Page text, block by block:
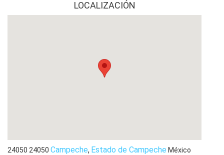
LOCALIZACIÓN
24050 24050 Campeche, Estado de Campeche México